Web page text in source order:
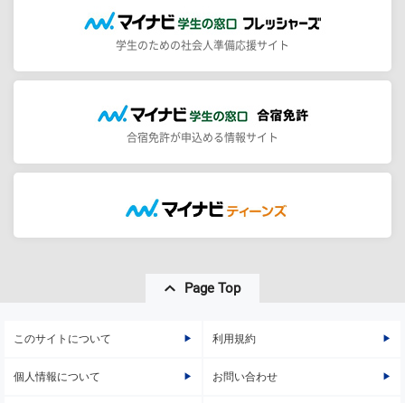
学生のための社会人準備応援サイト
合宿免許が申込める情報サイト
Page Top
このサイトについて 利用規約
個人情報について お問い合わせ